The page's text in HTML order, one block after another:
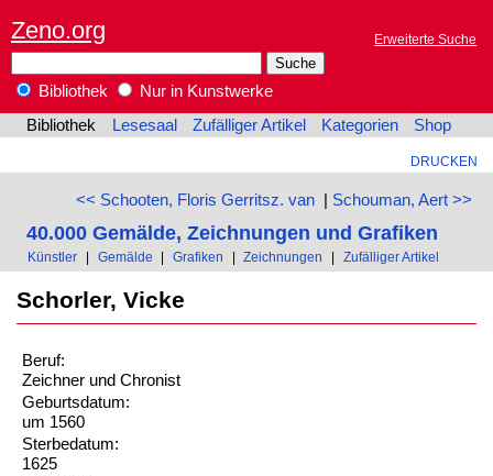
Zeno.org Erweiterte Suche
Bibliothek
Nur in Kunstwerke
Bibliothek
Lesesaal Zufälliger Artikel Kategorien Shop
DRUCKEN
<< Schooten, Floris Gerritsz. van| Schouman, Aert >>
40.000 Gemälde, Zeichnungen und Grafiken
Künstler | Gemälde | Grafiken | Zeichnungen | Zufälliger Artikel
Schorler, Vicke
Beruf:
Zeichner und Chronist
Geburtsdatum:
um 1560
Sterbedatum:
1625